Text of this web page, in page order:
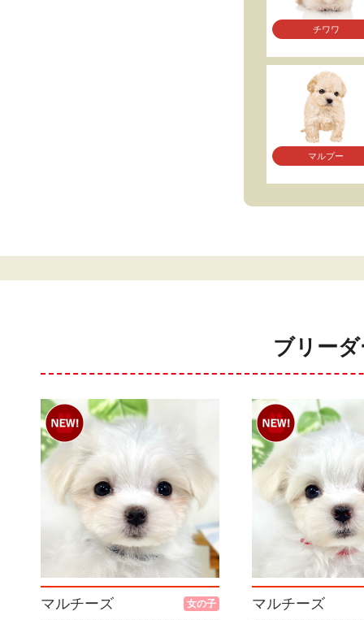
チワワ
マルプー
ブリー
マルチーズ 女の子 マルチーズ